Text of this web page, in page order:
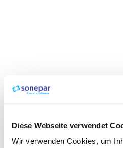
Diese Webseite verwendet
Wir verwenden Cookies, um